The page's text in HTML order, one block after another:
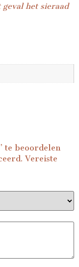
geval het sieraad
te beoordelen
Vereiste